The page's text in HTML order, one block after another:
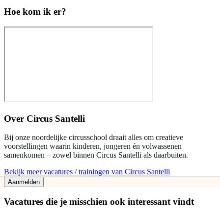
Hoe kom ik er?
Over Circus Santelli
Bij onze noordelijke circusschool draait alles om creatieve
voorstellingen waarin kinderen, jongeren én volwassenen
samenkomen – zowel binnen Circus Santelli als daarbuiten.
Bekijk meer vacatures / trainingen van Circus Santelli
Aanmelden
Vacatures die je misschien ook interessant vindt